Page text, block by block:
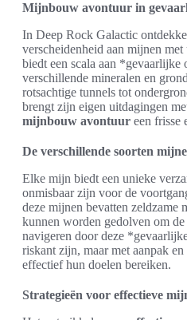
Mijnbouw avontuur in
In Deep Rock Galactic
verscheidenheid aan mijnen met
biedt een scala aan
verschillende mineralen en
rotsachtige tunnels tot
brengt zijn eigen uitdagingen
mijnbouw avontuur een frisse
De verschillende soorten
Elke mijn biedt een unieke
onmisbaar zijn voor de
deze mijnen bevatten zeldzame
kunnen worden gedolven om de
navigeren door deze
riskant zijn, maar met aanpak
effectief hun doelen bereiken.
Strategieën voor effectieve